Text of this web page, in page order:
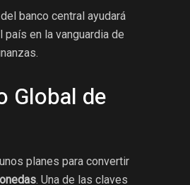
banco central ayudará
en la vanguardia de
Global de
planes para convertir
. Una de las claves